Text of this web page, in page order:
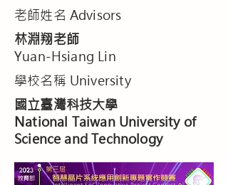
老師姓名 Advisors
林淵翔老師
Yuan-Hsiang Lin
學校名稱 University
國立臺灣科技大學
National Taiwan University of
Science and Technology